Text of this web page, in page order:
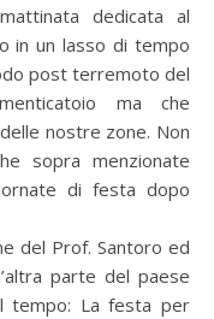
dedicata al
in un lasso di tempo
post terremoto del
ma che
nostre zone. Non
sopra menzionate
di festa dopo
del Prof. Santoro ed
parte del paese
tempo: La festa per